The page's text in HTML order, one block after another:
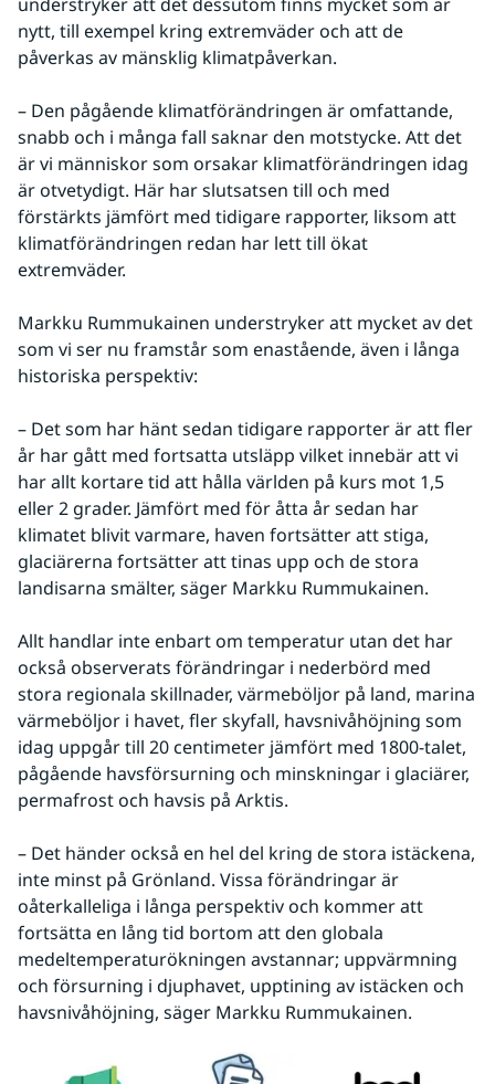
nytt, till exempel kring extremväder och att de
påverkas av mänsklig klimatpåverkan.
– Den pågående klimatförändringen är omfattande,
snabb och i många fall saknar den motstycke. Att det
är vi människor som orsakar klimatförändringen idag
är otvetydigt. Här har slutsatsen till och med
förstärkts jämfört med tidigare rapporter, liksom att
klimatförändringen redan har lett till ökat
extremväder.
Markku Rummukainen understryker att mycket av det
som vi ser nu framstår som enastående, även i långa
historiska perspektiv:
– Det som har hänt sedan tidigare rapporter är att fler
år har gått med fortsatta utsläpp vilket innebär att vi
har allt kortare tid att hålla världen på kurs mot 1,5
eller 2 grader. Jämfört med för åtta år sedan har
klimatet blivit varmare, haven fortsätter att stiga,
glaciärerna fortsätter att tinas upp och de stora
landisarna smälter, säger Markku Rummukainen.
Allt handlar inte enbart om temperatur utan det har
också observerats förändringar i nederbörd med
stora regionala skillnader, värmeböljor på land, marina
värmeböljor i havet, fler skyfall, havsnivåhöjning som
idag uppgår till 20 centimeter jämfört med 1800-talet,
pågående havsförsurning och minskningar i glaciärer,
permafrost och havsis på Arktis.
– Det händer också en hel del kring de stora istäckena,
inte minst på Grönland. Vissa förändringar är
oåterkalleliga i långa perspektiv och kommer att
fortsätta en lång tid bortom att den globala
medeltemperaturökningen avstannar; uppvärmning
och försurning i djuphavet, upptining av istäcken och
havsnivåhöjning, säger Markku Rummukainen.